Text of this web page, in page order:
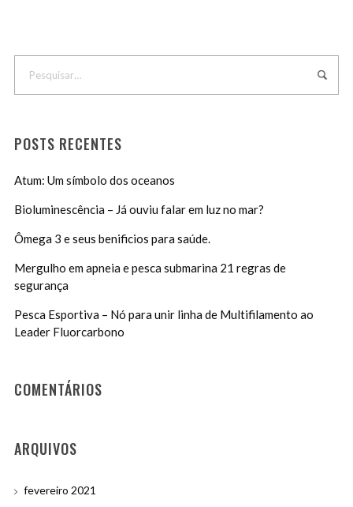
POSTS RECENTES
Atum: Um símbolo dos oceanos
Bioluminescência – Já ouviu falar em luz no mar?
Ômega 3 e seus benificios para saúde.
Mergulho em apneia e pesca submarina 21 regras de
segurança
Pesca Esportiva – Nó para unir linha de Multifilamento ao
Leader Fluorcarbono
COMENTÁRIOS
ARQUIVOS
fevereiro 2021